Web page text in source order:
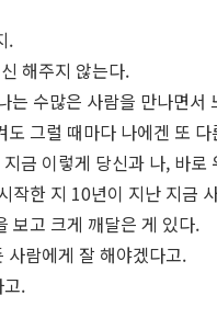
.
해주지 않는다.
는 수많은 사람을 만나면서
그럴 때마다 나에겐 또 다
금 이렇게 당신과 나, 바로
작한 지 10년이 지난 지금
보고 크게 깨달은 게 있다.
사람에게 잘 해야겠다고.
.